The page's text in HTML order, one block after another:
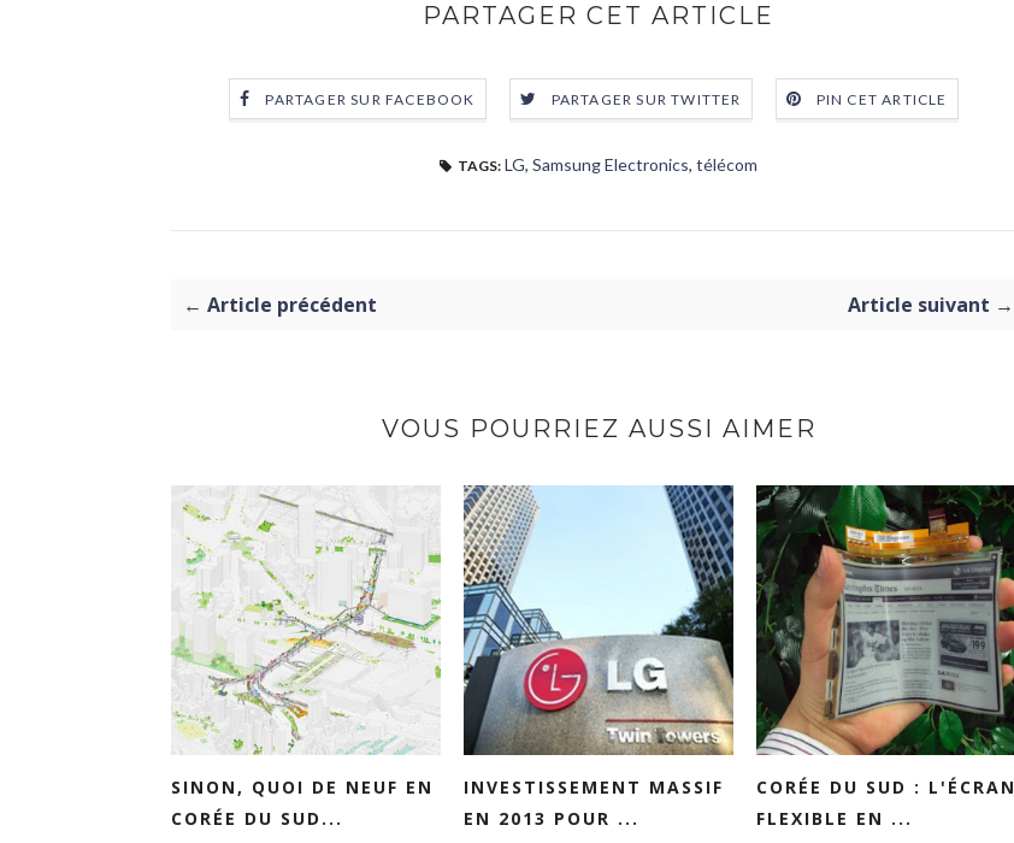
PARTAGER CET ARTICLE
PARTAGER SUR FACEBOOK PARTAGER SUR TWITTER PIN CET ARTICLE
TAGS: LG, Samsung Electronics, télécom
← Article précédent Article suivant →
VOUS POURRIEZ AUSSI AIMER
SINON, QUOI DE NEUF EN
CORÉE DU SUD...
INVESTISSEMENT MASSIF
EN 2013 POUR ...
CORÉE DU SUD : L'ÉCRAN
FLEXIBLE EN ...